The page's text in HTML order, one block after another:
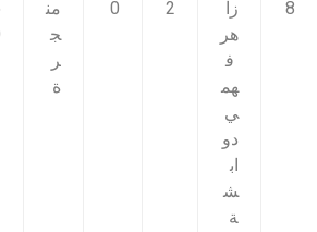
8
زا
هر
ف
هم
ي
دو
اب
ش
ة
2
0
من
ج
ر
ة